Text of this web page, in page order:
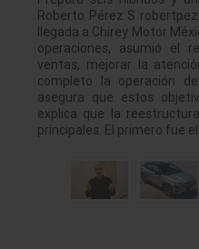
Roberto Pérez S
llegada a Chirey Motor
operaciones, asumió el
ventas, mejorar la
completo la operación
asegura que estos
explica que la
principales. El primero fue